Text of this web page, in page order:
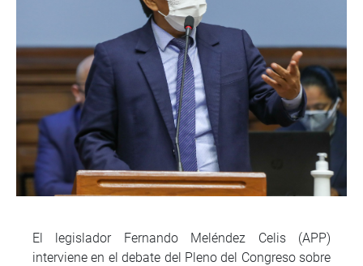
El legislador Fernando Meléndez Celis (APP)
interviene en el debate del Pleno del Congreso sobre